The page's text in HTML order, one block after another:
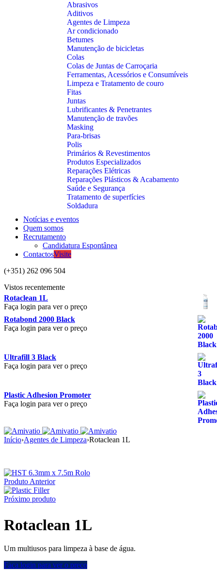
Abrasivos
Aditivos
Agentes de Limpeza
Ar condicionado
Betumes
Manutenção de bicicletas
Colas
Colas de Juntas de Carroçaria
Ferramentas, Acessórios e Consumíveis
Limpeza e Tratamento de couro
Fitas
Juntas
Lubrificantes & Penetrantes
Manutenção de travões
Masking
Para-brisas
Polis
Primários & Revestimentos
Produtos Especializados
Reparações Elétricas
Reparações Plásticos & Acabamento
Saúde e Segurança
Tratamento de superfícies
Soldadura
Notícias e eventos
Quem somos
Recrutamento
Candidatura Espontânea
ContactosVisite
(+351) 262 096 504
Vistos recentemente
Rotaclean 1L
Faça login para ver o preço
Rotabond 2000 Black
Faça login para ver o preço
Ultrafill 3 Black
Faça login para ver o preço
Plastic Adhesion Promoter
Faça login para ver o preço
Início›Agentes de Limpeza›Rotaclean 1L
Produto Anterior
Próximo produto
Rotaclean 1L
Um multiusos para limpeza à base de água.
Faça login para ver o preço